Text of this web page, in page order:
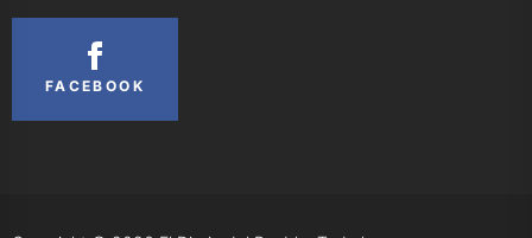
FACEBOOK